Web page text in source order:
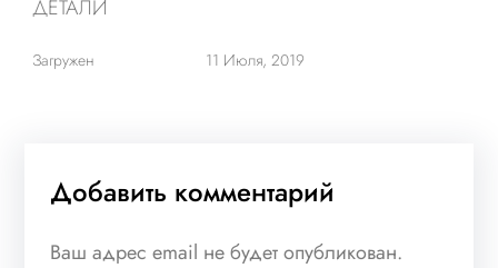
ДЕТАЛИ
Загружен 11 Июля, 2019
Добавить комментарий
Ваш адрес email не будет опубликован.